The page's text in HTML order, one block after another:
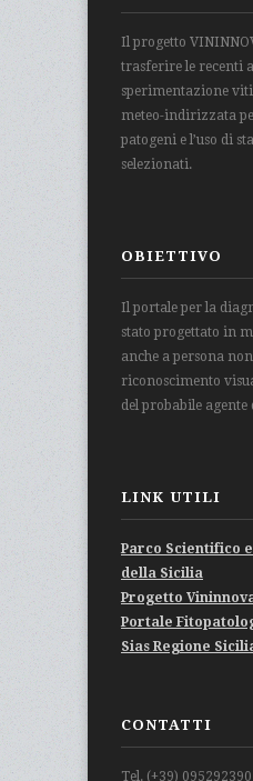
Il progetto
trasferire le recenti
sperimentazione
meteo-indirizzata
patogeni e l’uso di
selezionati.
OBIETTIVO
Il portale per la
stato progettato in
anche a persona
riconoscimento
del probabile
LINK UTILI
Parco Scientifico
della Sicilia
Progetto
Portale
Sias Regione
CONTATTI
Tel. (+39) 095292390